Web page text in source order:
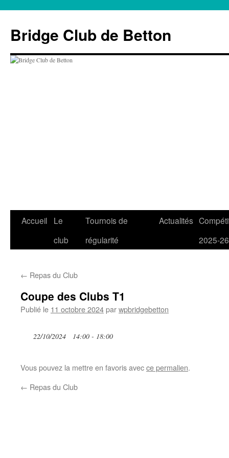
contenu
Bridge Club de Betton
Accueil
Le
club
Tournois de
régularité
Actualités
2025-26
← Repas du Club
Coupe des Clubs T1
Publié le 11 octobre 2024parwpbridgebetton
22/10/2024 14:00 - 18:00
Vous pouvez la mettre en favoris avecce permalien.
← Repas du Club